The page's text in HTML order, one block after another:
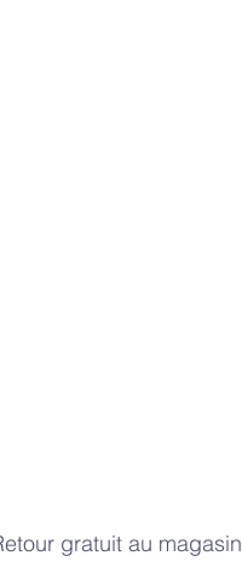
gratuit au magasin